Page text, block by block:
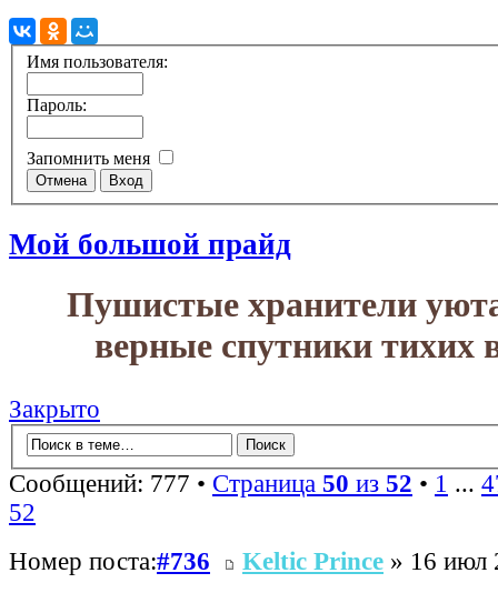
Имя пользователя:
Пароль:
Запомнить меня
Мой большой прайд
Пушистые хранители
верные спутники тихих
Закрыто
Сообщений: 777 • Страница 50 из 52 • 1 ...
52
Номер поста:#736 Keltic Prince » 16 июл